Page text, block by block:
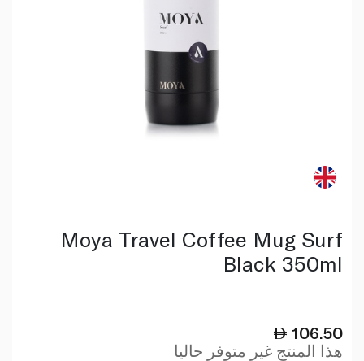
Moya Travel Coffee Mug Surf
Black 350ml
106.50
هذا المنتج غير متوفر حاليا